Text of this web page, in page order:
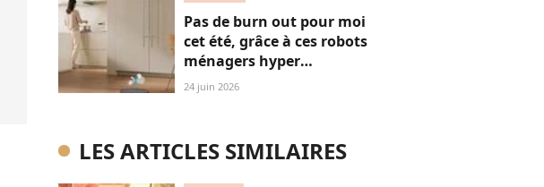
Pas de burn out pour moi
cet été, grâce à ces robots
ménagers hyper
performants
24 juin 2026
LES ARTICLES SIMILAIRES